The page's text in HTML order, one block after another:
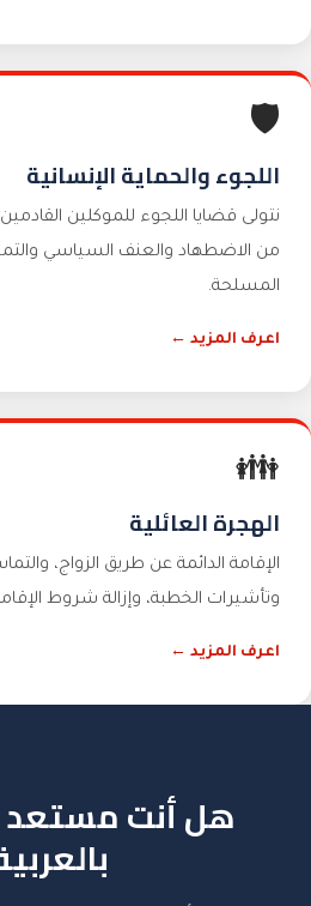
🛡️
اللجوء والحماية الإنسانية
نتولى قضايا اللجوء للموكلين
من الاضطهاد والعنف السياسي
المسلحة.
اعرف المزيد ←
👪
الهجرة العائلية
الإقامة الدائمة عن طريق الزواج،
وتأشيرات الخطبة، وإزالة شروط
اعرف المزيد ←
هل أنت